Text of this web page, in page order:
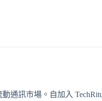
通訊市場。自加入